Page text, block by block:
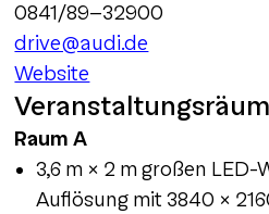
0841/89-32900
drive@audi.de
Website
Raum A
3,6 m × 2 m großen
Auflösung mit 3840 ×